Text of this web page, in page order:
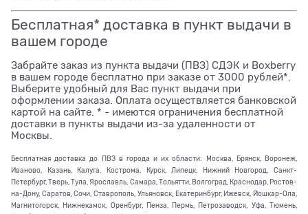
Бесплатная* доставка в пункт выдачи в
вашем городе
Забрайте заказ из пункта выдачи (ПВЗ) СДЭК и Boxberry
в вашем городе бесплатно при заказе от 3000 рублей*.
Выберите удобный для Вас пункт выдачи при
оформлении заказа. Оплата осуществляется банковской
картой на сайте. * - имеются ограничения бесплатной
доставки в пункты выдачи из-за удаленности от
Москвы.
Бесплатная доставка до ПВЗ в города и их области: Москва, Брянск, Воронеж,
Иваново, Казань, Калуга, Кострома, Курск, Липецк, Нижний Новгород, Санкт-
Петербург, Тверь, Тула, Ярославль, Самара, Тольятти, Волгоград, Краснодар, Ростов-
на-Дону, Саратов, Сочи, Ставрополь, Ульяновск, Екатеринбург, Ижевск, Йошкар-Ола,
Магнитогорск, Нижнекамск, Оренбург, Пенза, Пермь, Петрозаводск, Уфа, Тюмень,